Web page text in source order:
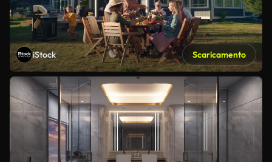
iStock Scaricamento